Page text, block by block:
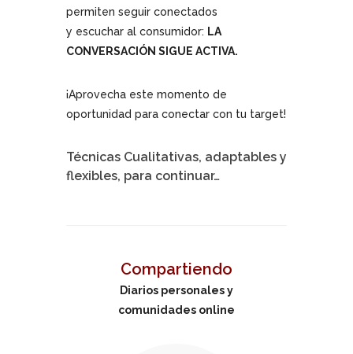
permiten seguir conectados
y escuchar al consumidor: LA
CONVERSACIÓN SIGUE ACTIVA.
¡Aprovecha este momento de
oportunidad para conectar con tu target!
Técnicas Cualitativas, adaptables y
flexibles, para continuar…
Compartiendo
Diarios personales y
comunidades online